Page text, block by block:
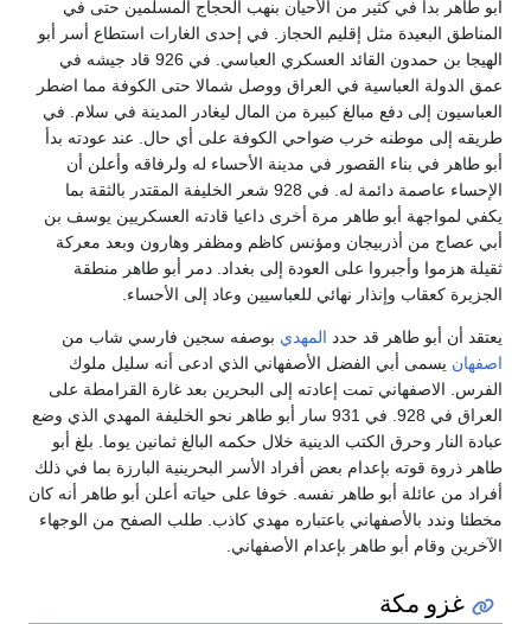
طاهر بدأ في كثير من الأحيان بنهب الحجاج المسلمين حتى في
البعيدة مثل إقليم الحجاز. في إحدى الغارات استطاع أسر أبو
الهيجا بن حمدون القائد العسكري العباسي. في 926 قاد جيشه في
الدولة العباسية في العراق ووصل شمالا حتى الكوفة مما اضطر
إلى دفع مبالغ كبيرة من المال ليغادر المدينة في سلام. في
إلى موطنه خرب ضواحي الكوفة على أي حال. عند عودته بدأ
طاهر في بناء القصور في مدينة الأحساء له ولرفاقه وأعلن أن
الإحساء عاصمة دائمة له. في 928 شعر الخليفة المقتدر بالثقة بما
لمواجهة أبو طاهر مرة أخرى داعيا قادته العسكريين يوسف بن
عصاج من أذربيجان ومؤنس كاظم ومظفر وهارون وبعد معركة
هزموا وأجبروا على العودة إلى بغداد. دمر أبو طاهر منطقة
كعقاب وإنذار نهائي للعباسيين وعاد إلى الأحساء.
أن أبو طاهر قد حدد المهديبوصفه سجين فارسي شاب من
يسمى أبي الفضل الأصفهاني الذي ادعى أنه سليل ملوك
الاصفهاني تمت إعادته إلى البحرين بعد غارة القرامطة على
العراق في 928. في 931 سار أبو طاهر نحو الخليفة المهدي الذي وضع
النار وحرق الكتب الدينية خلال حكمه البالغ ثمانين يوما. بلغ أبو
ذروة قوته بإعدام بعض أفراد الأسر البحرينية البارزة بما في ذلك
من عائلة أبو طاهر نفسه. خوفا على حياته أعلن أبو طاهر أنه كان
وندد بالأصفهاني باعتباره مهدي كاذب. طلب الصفح من الوجهاء
وقام أبو طاهر بإعدام الأصفهاني.
غزو مكة